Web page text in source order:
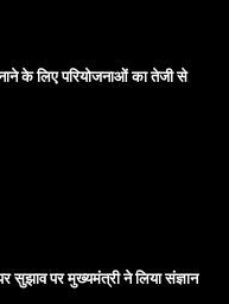
के लिए परियोजनाओं का तेजी से
सुझाव पर मुख्यमंत्री ने लिया संज्ञान